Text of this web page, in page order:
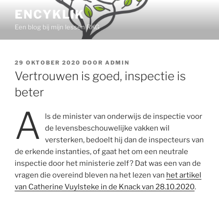
inhoud
ENCYKLIK
Een blog bij mijn lessen RKG
GEPLAATST
OP
29 OKTOBER 2020 DOOR ADMIN
Vertrouwen is goed, inspectie is
beter
A
ls de minister van onderwijs de inspectie voor
de levensbeschouwelijke vakken wil
versterken, bedoelt hij dan de inspecteurs van
de erkende instanties, of gaat het om een neutrale
inspectie door het ministerie zelf? Dat was een van de
vragen die overeind bleven na het lezen van het artikel
van Catherine Vuylsteke in de Knack van 28.10.2020.